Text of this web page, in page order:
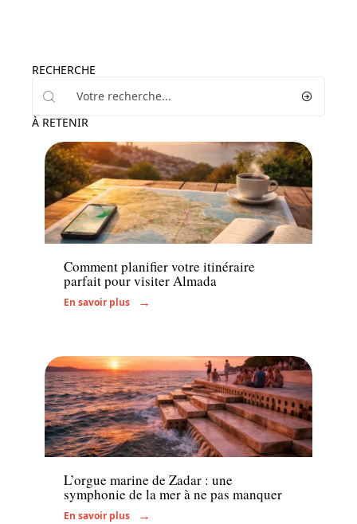
RECHERCHE
À RETENIR
Voyage
Comment planifier votre itinéraire
parfait pour visiter Almada
En savoir plus
Actu
L’orgue marine de Zadar : une
symphonie de la mer à ne pas manquer
En savoir plus